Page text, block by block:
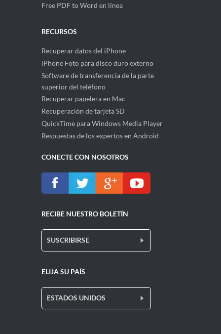
Free PDF to Word en línea
RECURSOS
Recuperar datos del iPhone
iPhone Foto para disco duro externo
Software de transferencia de la parte
superior del teléfono
Recuperar papelera en Mac
Recuperación de tarjeta SD
QuickTime para Windows Media Player
Respuestas de los expertos en Android
CONECTE CON NOSOTROS
RECIBE NUESTRO BOLETÍN
SUSCRIBIRSE
ELIJA SU PAÍS
ESTADOS UNIDOS